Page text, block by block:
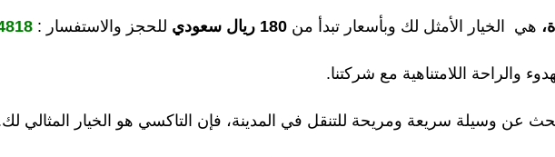
هي الخيار الأمثل لك وبأسعار تبدأ من للحجز والاستفسار :
والراحة اللامتناهية مع شركتنا.
عن وسيلة سريعة ومريحة للتنقل في المدينة، فإن التاكسي هو الخيار المثالي